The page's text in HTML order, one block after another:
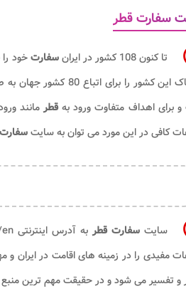
سفارت قطر
تا کنون 108 کشور در ایران سفارتخود را
به خاک این کشور را
برای اهداف متفاوت ورود بهقطرمانند
کافی در این مورد می توان به سایت
سایتسفارت قطربه آدرس اینترنتی
مفیدی را در زمینه های اقامت در ایران و
و تفسیر می شود و در حقیقت مهم ترین